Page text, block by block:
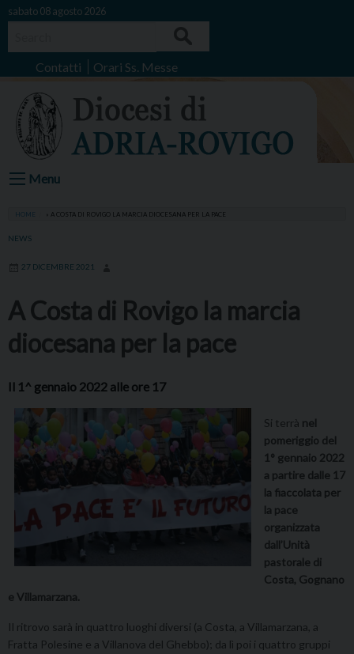
Skip
sabato 08 agosto 2026
Contatti Orari Ss. Messe
Menu
HOME A COSTA DI ROVIGO LA MARCIA DIOCESANA PER LA PACE
NEWS
27 DICEMBRE 2021
A Costa di Rovigo la marcia
diocesana per la pace
Il 1^ gennaio 2022 alle ore 17
Si terrà nel
pomeriggio del
1° gennaio 2022
a partire dalle 17
la fiaccolata per
la pace
organizzata
dall’Unità
pastorale di
Costa, Gognano
e Villamarzana.
Il ritrovo sarà in quattro luoghi diversi (a Costa, a Villamarzana, a
Fratta Polesine e a Villanova del Ghebbo); da lì poi i quattro gruppi